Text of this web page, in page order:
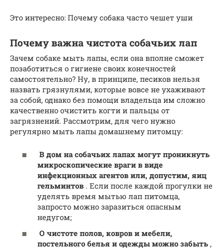
Это интересно: Почему собака часто чешет уши
Почему важна чистота собачьих лап
Зачем собаке мыть лапы, если она вполне сможет
позаботиться о гигиене своих конечностей
самостоятельно? Ну, в принципе, песиков нельзя
назвать грязнулями, которые вовсе не ухаживают
за собой, однако без помощи владельца им сложно
качественно очистить когти и пальцы от
загрязнений. Рассмотрим, для чего нужно
регулярно мыть лапы домашнему питомцу:
В дом на собачьих лапах могут проникнуть
микроскопические враги в виде
инфекционных агентов или, допустим, яиц
гельминтов . Если после каждой прогулки не
уделять время мытью лап питомца,
запросто можно заразиться опасным
недугом;
О чистоте полов, ковров и мебели,
постельного белья и одежды можно забыть ,